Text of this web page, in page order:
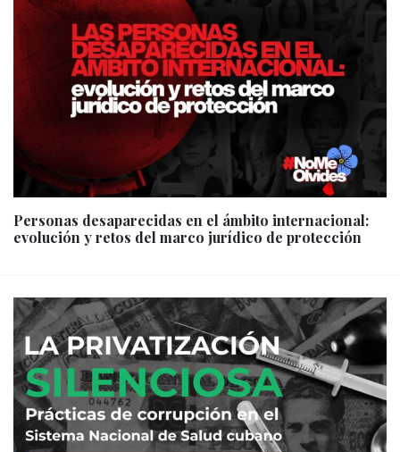
Personas desaparecidas en el ámbito internacional:
evolución y retos del marco jurídico de protección